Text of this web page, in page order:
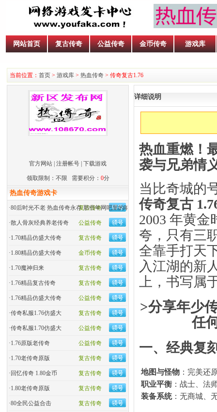
网站首页 复古传奇 公益传奇 金币传奇 游戏库
当前位置： 首页 > 游戏库 > 热血传奇 > 传奇复古1.76
官方网站 注册帐号 下载游戏
领取限制：不限 需要积分： 0分
热血传奇游戏卡
复古传奇
·80后时光不老 热血传奇永存 那些年网吧里的呐喊
公益传奇
·散人骨灰经典养老传奇
复古传奇
·1.70精品仿盛大传奇
金币传奇
·1.80精品仿盛大传奇
复古传奇
·1.70魔神归来
复古传奇
·1.76精品复古传奇
公益传奇
·1.76精品仿盛大传奇
复古传奇
·传奇私服1.76仿盛大
公益传奇
·传奇私服1.70仿盛大
公益传奇
·1.76原版老传奇
复古传奇
·1.70老传奇原版
复古传奇
· 回忆传奇 1.80金币
复古传奇
·1.80老传奇原版
复古传奇
·80全民公益合击
详细说明
热血重燃！
袭与兄弟情
当比奇城的
传奇复古
2003 年黄金
夸，只有三
全靠手打天
入江湖的新
上，书写属
>分享年少
任
一、经典复
地图与怪物 ：完美还
职业平衡 ：战士、法
装备系统：无商城、